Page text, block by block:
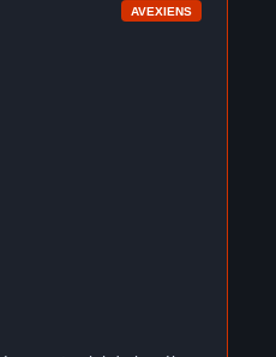
AVEXIENS